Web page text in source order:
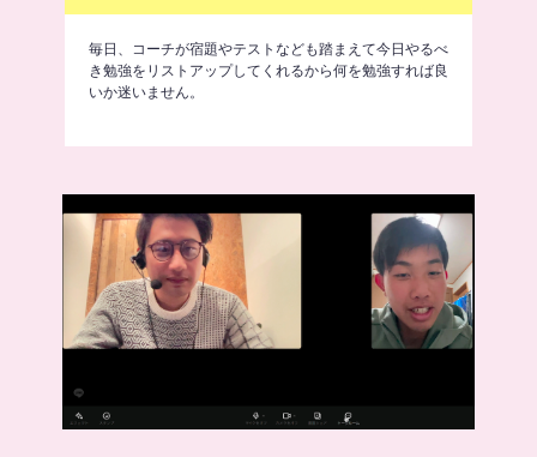
毎日、コーチが宿題やテストなども踏まえて今日やるべ
き勉強をリストアップしてくれるから何を勉強すれば良
いか迷いません。